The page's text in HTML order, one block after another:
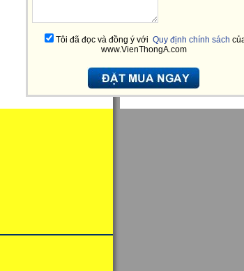
Tôi đã đọc và đồng ý với Quy định chính sách
www.VienThongA.com